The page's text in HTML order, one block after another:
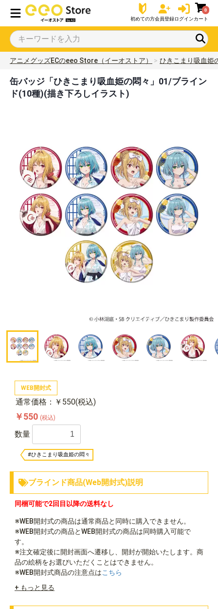
初めての方会員登録ログイン
0
カート
アニメグッズECのeeo Store（イーオストア） ひきこまり吸血姫
缶バッジ「ひきこまり吸血姫の悶々」01/ブライン
ド(10種)(描き下ろしイラスト)
WEB開封式
通常価格：￥550(税込)
￥550 (税込)
数量
#ひきこまり吸血姫の悶々
ブラインド商品(Web開封式)説明
同梱可能で2回目以降の送料なし
※WEB開封式の商品は通常商品と同時に購入できません。
※WEB開封式の商品とWEB開封式の商品は同時購入可能で
す。
※注文確定後に開封画面へ遷移し、開封が開始いたします。商
品の絵柄をお選びいただくことはできません。
※WEB開封式商品の注意点はこちら
+ もっと見る